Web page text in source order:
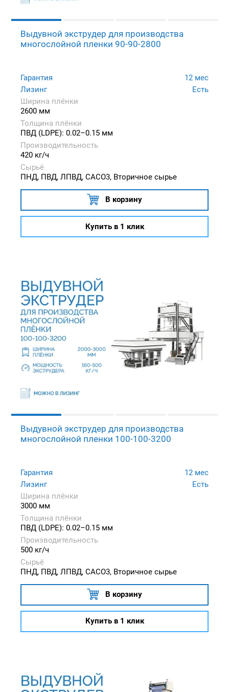
Выдувной экструдер для производства
многослойной пленки 90-90-2800
Гарантия
12 мес
Лизинг
Есть
Ширина плёнки
2600 мм
Толщина плёнки
ПВД (LDPE): 0.02–0.15 мм
Производительность
420 кг/ч
Сырьё
ПНД, ПВД, ЛПВД, CACO3, Вторичное сырье
В корзину
Купить в 1 клик
Выдувной экструдер для производства
многослойной пленки 100-100-3200
Гарантия
12 мес
Лизинг
Есть
Ширина плёнки
3000 мм
Толщина плёнки
ПВД (LDPE): 0.02–0.15 мм
Производительность
500 кг/ч
Сырьё
ПНД, ПВД, ЛПВД, CACO3, Вторичное сырье
В корзину
Купить в 1 клик